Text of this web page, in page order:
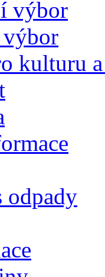
výbor
kulturu
odpady